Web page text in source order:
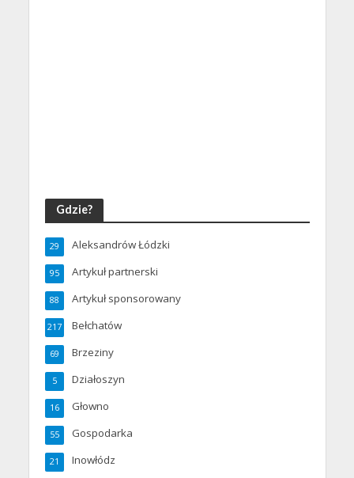
Gdzie?
Aleksandrów Łódzki
29
Artykuł partnerski
95
Artykuł sponsorowany
88
Bełchatów
217
Brzeziny
69
Działoszyn
5
Głowno
16
Gospodarka
55
Inowłódz
21